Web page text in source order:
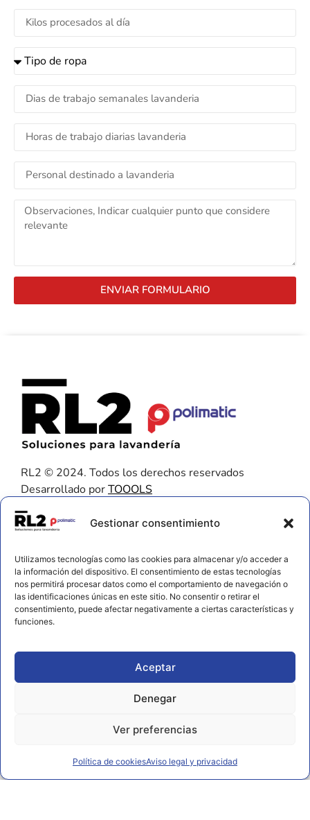
Gestionar consentimiento
Utilizamos tecnologías como las cookies para almacenar y/o acceder a
la información del dispositivo. El consentimiento de estas tecnologías
nos permitirá procesar datos como el comportamiento de navegación o
las identificaciones únicas en este sitio. No consentir o retirar el
consentimiento, puede afectar negativamente a ciertas características y
funciones.
Aceptar
Denegar
Ver preferencias
Política de cookiesAviso legal y privacidad
ENVIAR FORMULARIO
RL2 © 2024. Todos los derechos reservados
Desarrollado porTOOOLS
Contacto
672 202 722
info@rl2.eu
Información
Aviso legal y privacidad
Declaración de accesibilidad